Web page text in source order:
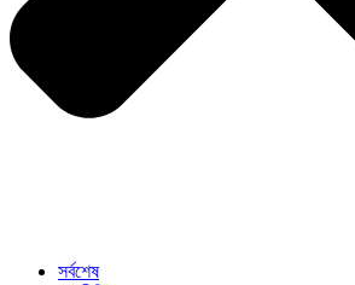
সর্বশেষ